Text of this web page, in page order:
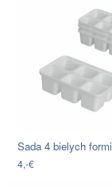
4,-€